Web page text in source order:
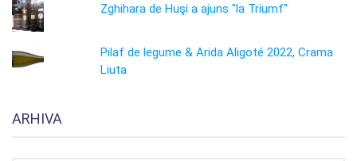
Zghihara de Huşi a ajuns "la Triumf"
Pilaf de legume & Arida Aligoté 2022, Crama
Liuta
ARHIVA